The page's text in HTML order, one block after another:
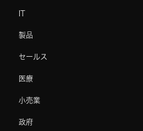
IT
製品
セールス
医療
小売業
政府